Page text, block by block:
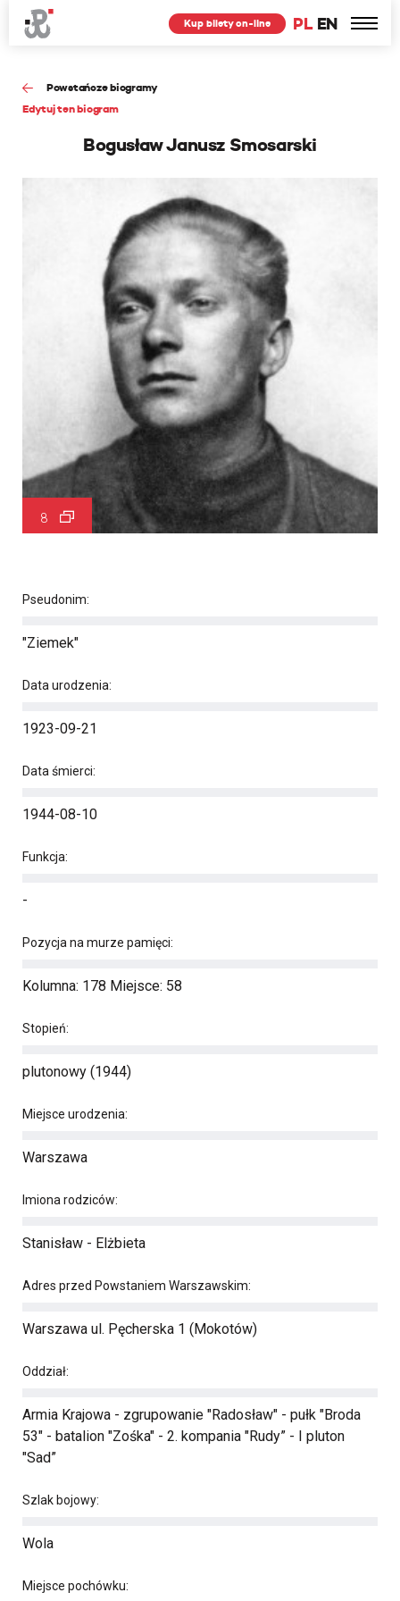
PL EN
Kup bilety on-line
Powstańcze biogramy
Edytuj ten biogram
Bogusław Janusz Smosarski
8
Pseudonim:
"Ziemek"
Data urodzenia:
1923-09-21
Data śmierci:
1944-08-10
Funkcja:
-
Pozycja na murze pamięci:
Kolumna: 178 Miejsce: 58
Stopień:
plutonowy (1944)
Miejsce urodzenia:
Warszawa
Imiona rodziców:
Stanisław - Elżbieta
Adres przed Powstaniem Warszawskim:
Warszawa ul. Pęcherska 1 (Mokotów)
Oddział:
Armia Krajowa - zgrupowanie "Radosław" - pułk "Broda
53" - batalion "Zośka" - 2. kompania "Rudy” - I pluton
"Sad”
Szlak bojowy:
Wola
Miejsce pochówku: